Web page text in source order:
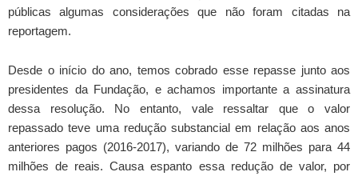
públicas algumas considerações que não foram citadas na
reportagem.
Desde o início do ano, temos cobrado esse repasse junto aos
presidentes da Fundação, e achamos importante a assinatura
dessa resolução. No entanto, vale ressaltar que o valor
repassado teve uma redução substancial em relação aos anos
anteriores pagos (2016-2017), variando de 72 milhões para 44
milhões de reais. Causa espanto essa redução de valor, por